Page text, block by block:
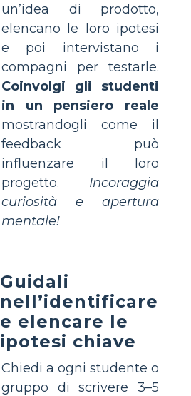
un’idea di prodotto,
elencano le loro ipotesi
e poi intervistano i
compagni per testarle.
Coinvolgi gli studenti
in un pensiero reale
mostrandogli come il
feedback può
influenzare il loro
progetto. Incoraggia
curiosità e apertura
mentale!
Guidali
nell’identificare
e elencare le
ipotesi chiave
Chiedi a ogni studente o
gruppo di scrivere 3–5